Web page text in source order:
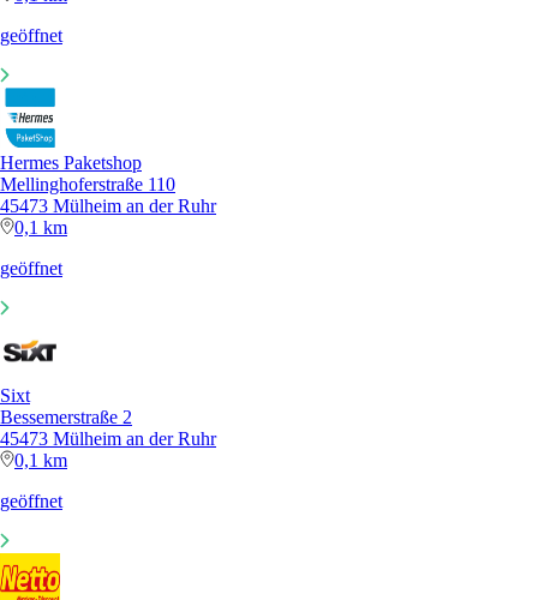
geöffnet
Hermes Paketshop
Mellinghoferstraße 110
45473 Mülheim an der Ruhr
0,1 km
geöffnet
Sixt
Bessemerstraße 2
45473 Mülheim an der Ruhr
0,1 km
geöffnet